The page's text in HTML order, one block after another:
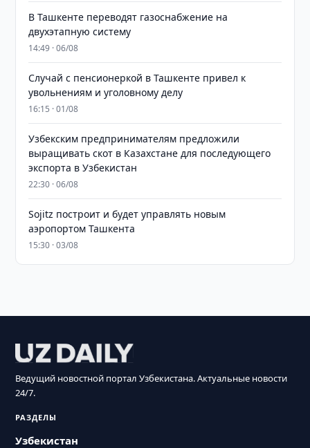
В Ташкенте переводят газоснабжение на
двухэтапную систему
14:49 · 06/08
Случай с пенсионеркой в Ташкенте привел к
увольнениям и уголовному делу
16:15 · 01/08
Узбекским предпринимателям предложили
выращивать скот в Казахстане для последующего
экспорта в Узбекистан
22:30 · 06/08
Sojitz построит и будет управлять новым
аэропортом Ташкента
15:30 · 03/08
Ведущий новостной портал Узбекистана. Актуальные новости
24/7.
РАЗДЕЛЫ
Узбекистан